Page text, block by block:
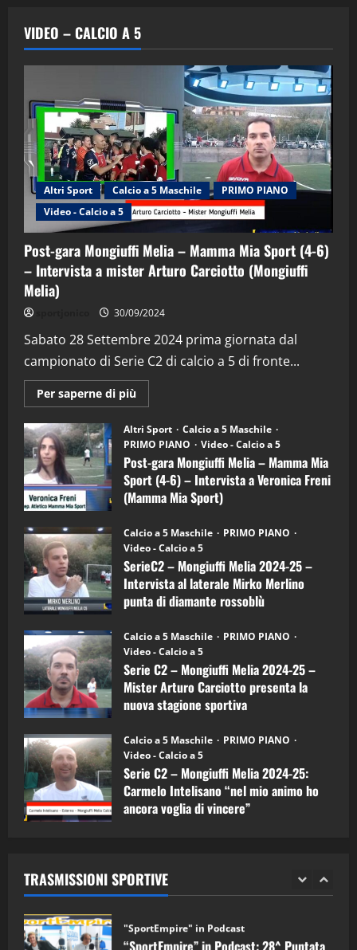
VIDEO – CALCIO A 5
Altri Sport Calcio a 5 Maschile
PRIMO PIANO
Video - Calcio a 5
Post-gara Mongiuffi Melia – Mamma Mia Sport (4-6)
– Intervista a mister Arturo Carciotto (Mongiuffi
Melia)
30/09/2024
Sabato 28 Settembre 2024 prima giornata dal
campionato di Serie C2 di calcio a 5 di fronte...
Per saperne di più
informazioni
Post-
gara
Mongiuffi
Melia
–
Mamma
Mia
Sport
6)
–
Intervista
a
mister
Arturo
Carciotto
(Mongiuffi
Altri Sport
Calcio a 5 Maschile
PRIMO PIANO
Video - Calcio a 5
Post-gara Mongiuffi Melia – Mamma Mia
Sport (4-6) – Intervista a Veronica Freni
(Mamma Mia Sport)
Calcio a 5 Maschile
PRIMO PIANO
Video - Calcio a 5
SerieC2 – Mongiuffi Melia 2024-25 –
Intervista al laterale Mirko Merlino
punta di diamante rossoblù
Calcio a 5 Maschile
PRIMO PIANO
Video - Calcio a 5
Serie C2 – Mongiuffi Melia 2024-25 –
Mister Arturo Carciotto presenta la
nuova stagione sportiva
Calcio a 5 Maschile
PRIMO PIANO
Video - Calcio a 5
Serie C2 – Mongiuffi Melia 2024-25:
Carmelo Intelisano “nel mio animo ho
ancora voglia di vincere”
TRASMISSIONI SPORTIVE
2
“SportEmpire” in Podcast: 29^ Puntata
(Martedi 28 Aprile 2026)
28/04/2026
3
"SportEmpire" in Podcast
“SportEmpire” in Podcast: 28^ Puntata
(Martedi 21 Aprile 2026)
21/04/2026
4
“SportEmpire” in Podcast: 27^ Puntata
(Martedi 14 Aprile 2026)
15/04/2026
5
“SportEmpire” in Podcast: 26^ Puntata
(Martedi 07 Aprile 2026)
08/04/2026
1
“SportEmpire” in Podcast: 30^ Puntata
(Martedi 05 Maggio 2026)
08/05/2026
2 28/04/2026
"SportEmpire" in Podcast
“SportEmpire” in Podcast: 28^ Puntata